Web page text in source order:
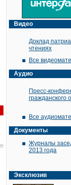
Видео
Доклад
чтениях
Все
Аудио
Пресс-
Все
Документы
Журналы
2013 года
Эксклюзив